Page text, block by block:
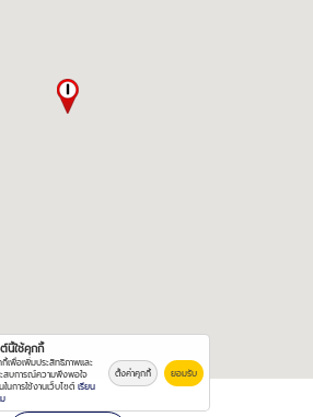
ต์นี้ใช้คุกกี้
กี้เพื่อเพิ่มประสิทธิภาพและ
สบการณ์ความพึงพอใจ
นการใช้งานเว็บไซต์ เรียน
ตั้งค่าคุกกี้ ยอมรับ